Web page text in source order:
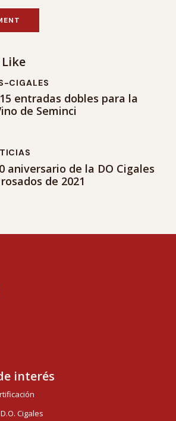
CIGALES
entradas dobles para la
de Seminci
aniversario de la DO Cigales
de 2021
interés
Cigales